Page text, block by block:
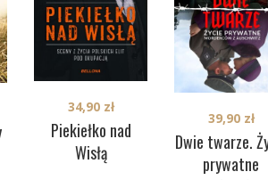
Piekiełko nad
Wisłą
34,90 zł
Dwie twarze.
prywatne
39,90 zł